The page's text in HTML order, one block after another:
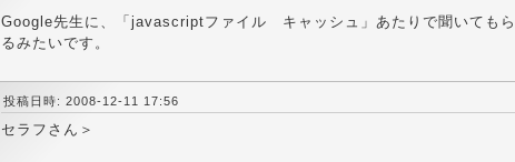
Google先生に、「javascriptファイル キャッシュ」あたりで聞いてもら
るみたいです。
投稿日時: 2008-12-11 17:56
セラフさん＞